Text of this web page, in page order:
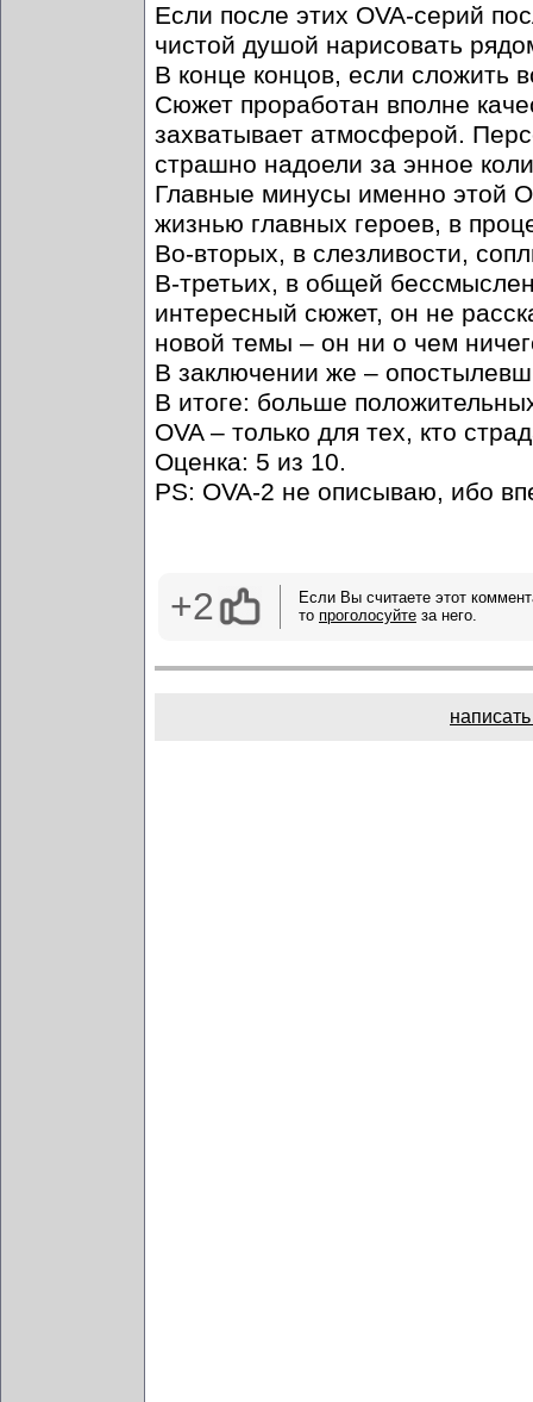
Если после этих OVA-серий
чистой душой нарисовать
В конце концов, если сложить
Сюжет проработан вполне
захватывает атмосферой.
страшно надоели за энное
Главные минусы именно этой
жизнью главных героев, в
Во-вторых, в слезливости,
В-третьих, в общей
интересный сюжет, он не
новой темы – он ни о чем
В заключении же –
В итоге: больше
OVA – только для тех, кто
Оценка: 5 из 10.
PS: OVA-2 не описываю, ибо
+2
Если Вы считаете этот
то проголосуйте за него.